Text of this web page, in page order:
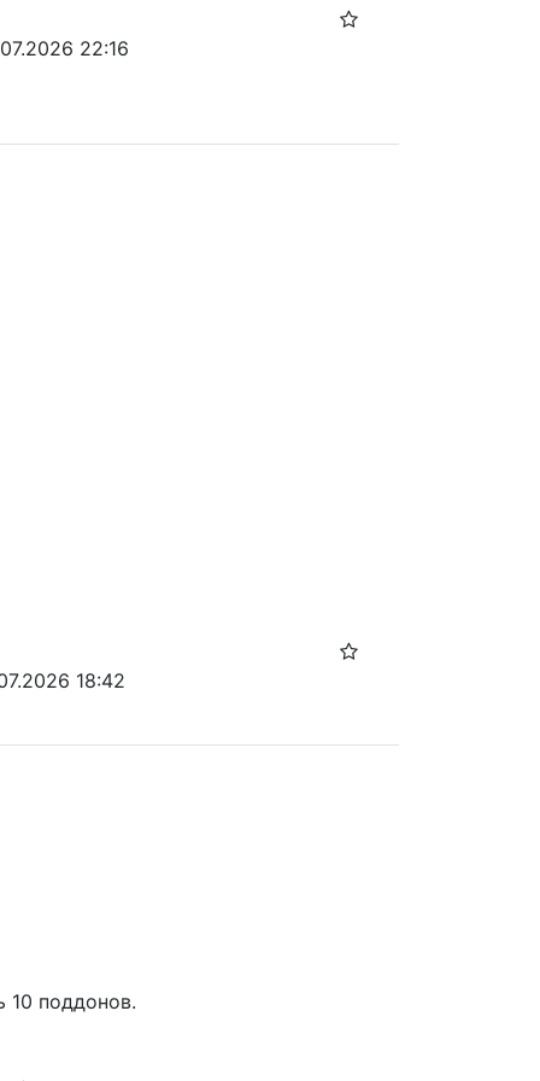
22:16
18:42
10 поддонов.